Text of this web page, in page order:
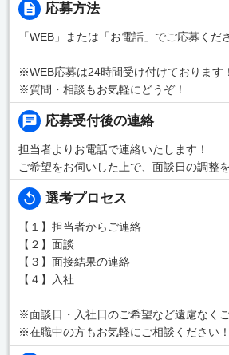
応募方法
「WEB」または「お電話」でご応募くだ
※WEB応募は24時間受け付けております！
※質問・相談もお気軽にどうぞ！
応募受付後の連絡
担当者よりお電話で連絡いたします！
ご希望をお伺いした上で、面談日の調整を
選考プロセス
【１】担当者からご連絡
【２】面談
【３】面接結果の連絡
【４】入社
※面談日・入社日のご希望など遠慮なく
※在職中の方もお気軽にご相談ください！